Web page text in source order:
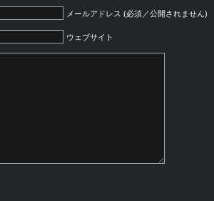
メールアドレス (必須／公開されません)
ウェブサイト